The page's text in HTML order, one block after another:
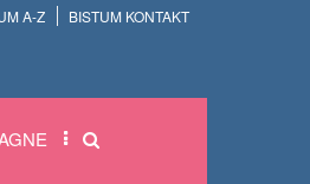
A-Z BISTUM KONTAKT